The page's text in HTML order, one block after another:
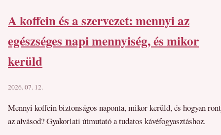
A koffein és a szervezet: mennyi az
egészséges napi mennyiség, és mikor
kerüld
2026. 07. 12.
Mennyi koffein biztonságos naponta, mikor kerüld, és hogyan
az alvásod? Gyakorlati útmutató a tudatos kávéfogyasztáshoz.